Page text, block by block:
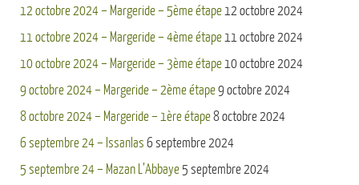
12 octobre 2024 – Margeride – 5ème étape 12 octobre 2024
11 octobre 2024 – Margeride – 4ème étape 11 octobre 2024
10 octobre 2024 – Margeride – 3ème étape 10 octobre 2024
9 octobre 2024 – Margeride – 2ème étape9 octobre 2024
8 octobre 2024 – Margeride – 1ère étape8 octobre 2024
6 septembre 24 – Issanlas 6 septembre 2024
5 septembre 24 – Mazan L’Abbaye 5 septembre 2024